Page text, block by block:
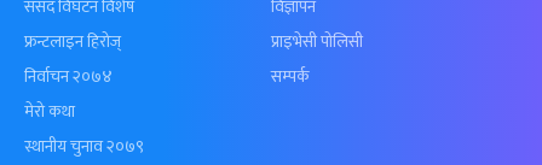
संसद विघटन विशेष
फ्रन्टलाइन हिरोज्
निर्वाचन २०७४
मेरो कथा
स्थानीय चुनाव २०७९
विज्ञापन
प्राइभेसी पोलिसी
सम्पर्क